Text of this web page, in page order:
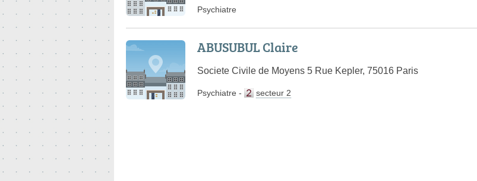
Psychiatre
ABUSUBUL Claire
Societe Civile de Moyens 5 Rue Kepler, 75016 Paris
Psychiatre - secteur 2